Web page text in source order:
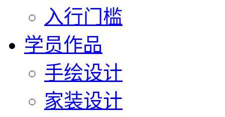
入行门槛
学员作品
手绘设计
家装设计